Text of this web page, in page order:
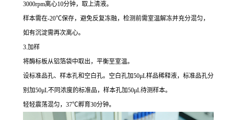
3000rpm离心10分钟，取上清液。
样本需在-20℃保存，避免反复冻融，检测前需室温解冻并充分混匀，
如有沉淀需再次离心。
3.加样
将酶标板从铝箔袋中取出，平衡至室温。
设标准品孔、样本孔和空白孔。空白孔加50μL样品稀释液，标准品孔分
别加50μL不同浓度的标准品，样本孔加50μL待测样本。
轻轻震荡混匀，37℃孵育30分钟。